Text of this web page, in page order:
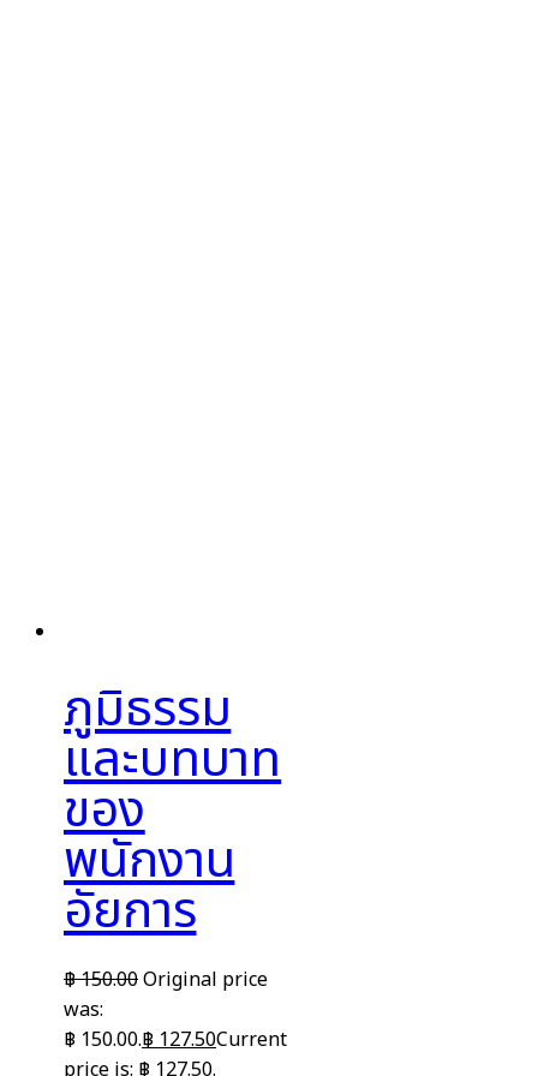
ภูมิธรรม
และบทบาท
ของ
พนักงาน
อัยการ
฿150.00Original price
was:
฿ 150.00.฿127.50Current